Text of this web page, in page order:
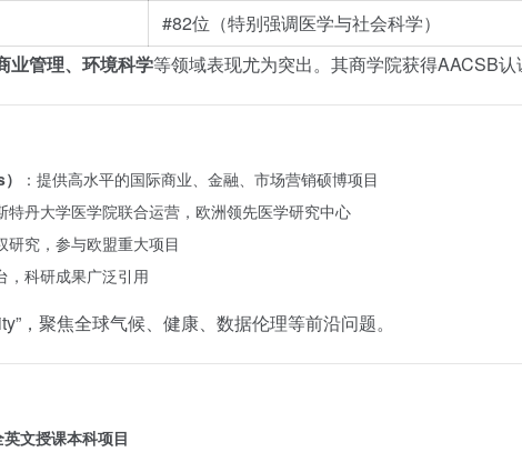
#82位（特别强调医学与社会科学）
业管理、环境科学等领域表现尤为突出。其商学院获得AACSB
：提供高水平的国际商业、金融、市场营销硕博项目
特丹大学医学院联合运营，欧洲领先医学研究中心
研究，参与欧盟重大项目
，科研成果广泛引用
，聚焦全球气候、健康、数据伦理等前沿问题。
文授课本科项目